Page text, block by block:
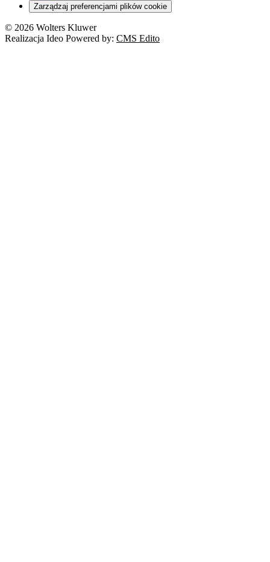
Zarządzaj preferencjami plików cookie
© 2026 Wolters Kluwer
Realizacja Ideo Powered by: CMS Edito